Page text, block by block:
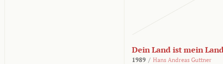
Dein Land ist mein
1989 / Hans Andreas Guttner